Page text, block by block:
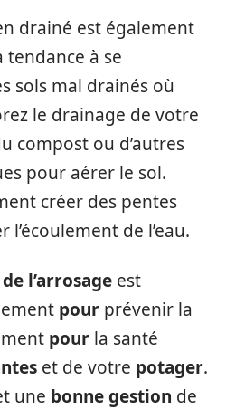
drainé est également
tendance à se
sols mal drainés où
le drainage de votre
compost ou d’autres
pour aérer le sol.
créer des pentes
de l’eau.
l’arrosage est
pour prévenir la
pour la santé
et de votre potager.
une bonne gestion de